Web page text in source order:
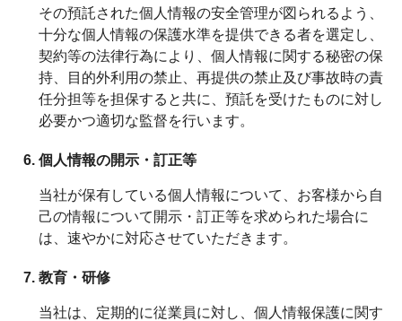
その預託された個人情報の安全管理が図られるよう、
十分な個人情報の保護水準を提供できる者を選定し、
契約等の法律行為により、個人情報に関する秘密の保
持、目的外利用の禁止、再提供の禁止及び事故時の責
任分担等を担保すると共に、預託を受けたものに対し
必要かつ適切な監督を行います。
個人情報の開示・訂正等
当社が保有している個人情報について、お客様から自
己の情報について開示・訂正等を求められた場合に
は、速やかに対応させていただきます。
教育・研修
当社は、定期的に従業員に対し、個人情報保護に関す